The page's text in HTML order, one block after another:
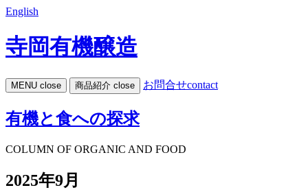
English
寺岡有機醸造
MENU close 商品紹介 close お問合せcontact
有機と食への探求
COLUMN OF ORGANIC AND FOOD
2025年9月